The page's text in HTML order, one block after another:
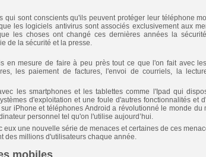
qui sont conscients qu'ils peuvent protéger leur téléphone
les logiciels antivirus sont associés exclusivement aux
les choses ont changé ces dernières années la
de la sécurité et la presse.
en mesure de faire à peu près tout ce que l'on fait avec
les paiement de factures, l'envoi de courriels, la
les smartphones et les tablettes comme l'Ipad qui
d'exploitation et une foule d'autres fonctionnalités et
iPhone et téléphones Android a révolutionné le monde du
personnel tel qu'on l'utilise aujourd’hui.
eux une nouvelle série de menaces et certaines de ces
des millions d'utilisateurs chaque année.
mobiles